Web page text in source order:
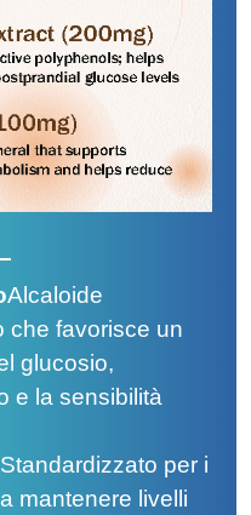
Alcaloide
che favorisce un
glucosio,
e la sensibilità
Standardizzato per i
mantenere livelli